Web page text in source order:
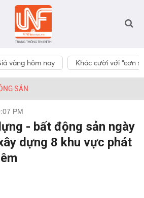
vàng hôm nay Khóc cười với “cơn
SẢN
PM
- bất động sản ngày
dựng 8 khu vực phát